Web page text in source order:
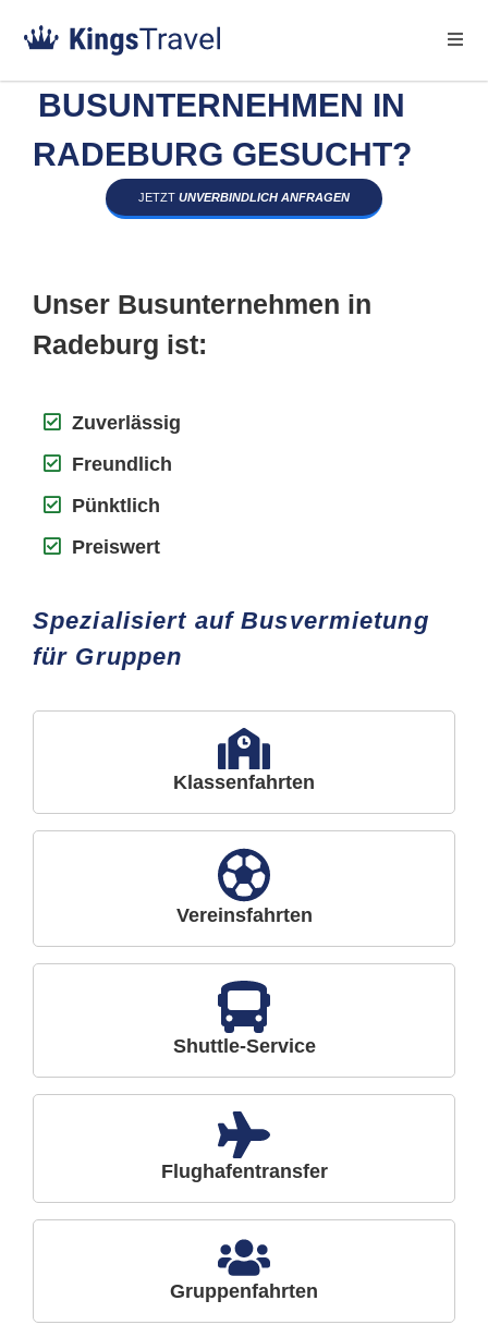
BUSUNTERNEHMEN IN
RADEBURG GESUCHT?
JETZT UNVERBINDLICH ANFRAGEN
Unser Busunternehmen in
Radeburg ist:
Zuverlässig
Freundlich
Pünktlich
Preiswert
Spezialisiert auf Busvermietung
für Gruppen
Klassenfahrten
Vereinsfahrten
Shuttle-Service
Flughafentransfer
Gruppenfahrten